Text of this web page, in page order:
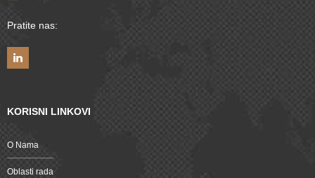
Pratite nas:
KORISNI LINKOVI
O Nama
Oblasti rada